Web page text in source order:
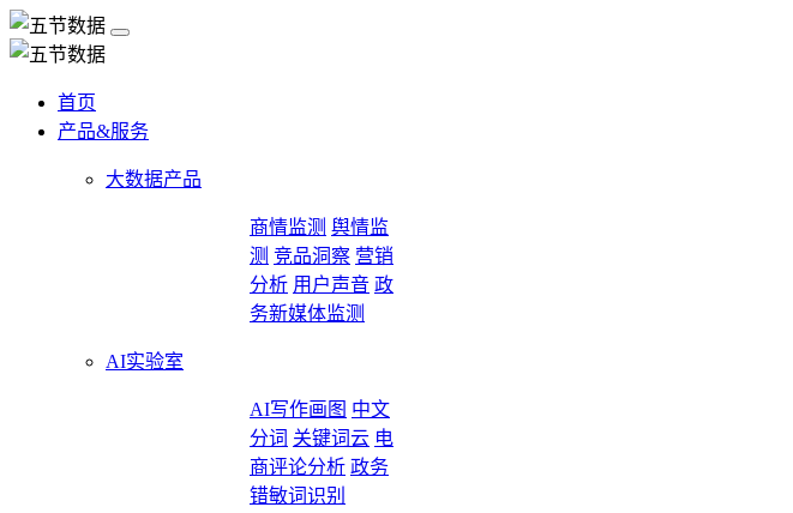
首页
产品&服务
大数据产品
商情监测 舆情监
测 竞品洞察 营销
分析 用户声音 政
务新媒体监测
AI实验室
AI写作画图 中文
分词 关键词云 电
商评论分析 政务
错敏词识别